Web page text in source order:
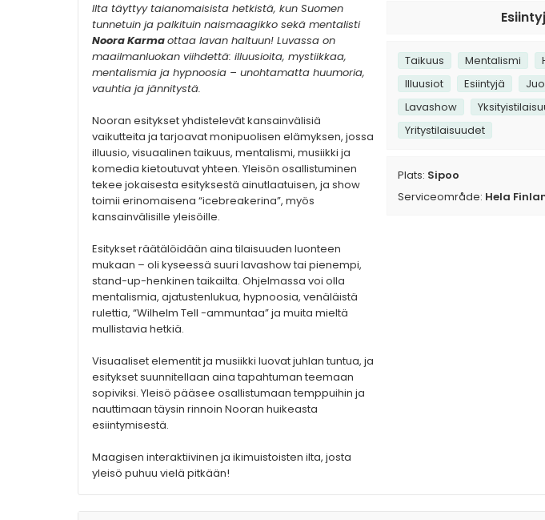
Ilta täyttyy taianomaisista hetkistä, kun Suomen
tunnetuin ja palkituin naismaagikko sekä mentalisti
Noora Karmaottaa lavan haltuun! Luvassa on
maailmanluokan viihdettä: illuusioita, mystiikkaa,
mentalismia ja hypnoosia – unohtamatta huumoria,
vauhtia ja jännitystä.
Nooran esitykset yhdistelevät kansainvälisiä
vaikutteita ja tarjoavat monipuolisen elämyksen, jossa
illuusio, visuaalinen taikuus, mentalismi, musiikki ja
komedia kietoutuvat yhteen. Yleisön osallistuminen
tekee jokaisesta esityksestä ainutlaatuisen, ja show
toimii erinomaisena “icebreakerina”, myös
kansainvälisille yleisöille.
Esitykset räätälöidään aina tilaisuuden luonteen
mukaan – oli kyseessä suuri lavashow tai pienempi,
stand-up-henkinen taikailta. Ohjelmassa voi olla
mentalismia, ajatustenlukua, hypnoosia, venäläistä
rulettia, “Wilhelm Tell -ammuntaa” ja muita mieltä
mullistavia hetkiä.
Visuaaliset elementit ja musiikki luovat juhlan tuntua, ja
esitykset suunnitellaan aina tapahtuman teemaan
sopiviksi. Yleisö pääsee osallistumaan temppuihin ja
nauttimaan täysin rinnoin Nooran huikeasta
esiintymisestä.
Maagisen interaktiivinen ja ikimuistoisten ilta, josta
yleisö puhuu vielä pitkään!
Taikuus Mentalismi
Illuusiot
Esiintyjä
Lavashow
Yritystilaisuudet
Plats: Sipoo
Serviceområde: Hela